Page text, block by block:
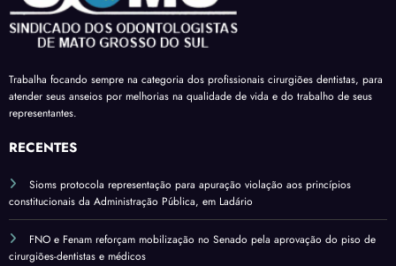
receb
am a
ubrid
ade
salári
o
base
férias
sobre
verba
s
comp
o
uma
comi
do*
Trabalha focando sempre na categoria dos profissionais cirurgiões dentistas, para
atender seus anseios por melhorias na qualidade de vida e do trabalho de seus
representantes.
RECENTES
Sioms protocola representação para apuração violação aos princípios
constitucionais da Administração Pública, em Ladário
FNO e Fenam reforçam mobilização no Senado pela aprovação do piso de
cirurgiões-dentistas e médicos